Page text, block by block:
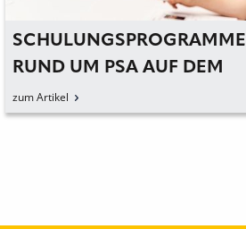
SCHULUNGSPROGRAMME
RUND UM PSA AUF DEM
KÜBLER CAMPUS
zum Artikel